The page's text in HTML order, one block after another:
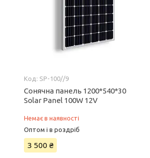
SP-100//9
Сонячна панель 1200*540*30
Solar Panel 100W 12V
Немає в наявності
Оптом і в роздріб
3 500 ₴